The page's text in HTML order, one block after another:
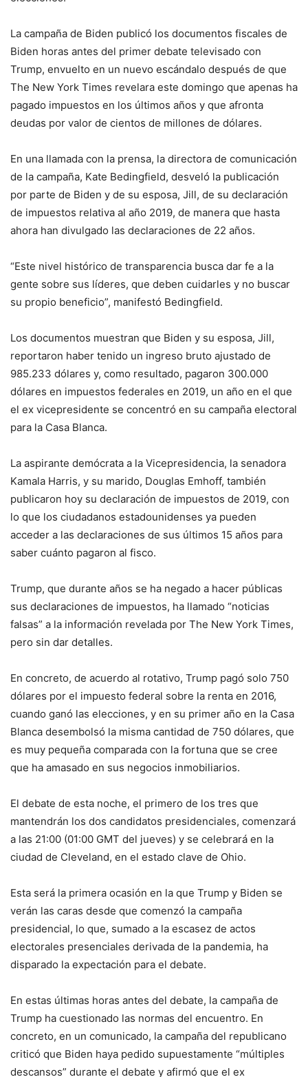
La campaña de Biden publicó los documentos fiscales de
Biden horas antes del primer debate televisado con
Trump, envuelto en un nuevo escándalo después de que
The New York Times revelara este domingo que apenas ha
pagado impuestos en los últimos años y que afronta
deudas por valor de cientos de millones de dólares.
En una llamada con la prensa, la directora de comunicación
de la campaña, Kate Bedingfield, desveló la publicación
por parte de Biden y de su esposa, Jill, de su declaración
de impuestos relativa al año 2019, de manera que hasta
ahora han divulgado las declaraciones de 22 años.
“Este nivel histórico de transparencia busca dar fe a la
gente sobre sus líderes, que deben cuidarles y no buscar
su propio beneficio”, manifestó Bedingfield.
Los documentos muestran que Biden y su esposa, Jill,
reportaron haber tenido un ingreso bruto ajustado de
985.233 dólares y, como resultado, pagaron 300.000
dólares en impuestos federales en 2019, un año en el que
el ex vicepresidente se concentró en su campaña electoral
para la Casa Blanca.
La aspirante demócrata a la Vicepresidencia, la senadora
Kamala Harris, y su marido, Douglas Emhoff, también
publicaron hoy su declaración de impuestos de 2019, con
lo que los ciudadanos estadounidenses ya pueden
acceder a las declaraciones de sus últimos 15 años para
saber cuánto pagaron al fisco.
Trump, que durante años se ha negado a hacer públicas
sus declaraciones de impuestos, ha llamado “noticias
falsas” a la información revelada por The New York Times,
pero sin dar detalles.
En concreto, de acuerdo al rotativo, Trump pagó solo 750
dólares por el impuesto federal sobre la renta en 2016,
cuando ganó las elecciones, y en su primer año en la Casa
Blanca desembolsó la misma cantidad de 750 dólares, que
es muy pequeña comparada con la fortuna que se cree
que ha amasado en sus negocios inmobiliarios.
El debate de esta noche, el primero de los tres que
mantendrán los dos candidatos presidenciales, comenzará
a las 21:00 (01:00 GMT del jueves) y se celebrará en la
ciudad de Cleveland, en el estado clave de Ohio.
Esta será la primera ocasión en la que Trump y Biden se
verán las caras desde que comenzó la campaña
presidencial, lo que, sumado a la escasez de actos
electorales presenciales derivada de la pandemia, ha
disparado la expectación para el debate.
En estas últimas horas antes del debate, la campaña de
Trump ha cuestionado las normas del encuentro. En
concreto, en un comunicado, la campaña del republicano
criticó que Biden haya pedido supuestamente “múltiples
descansos” durante el debate y afirmó que el ex